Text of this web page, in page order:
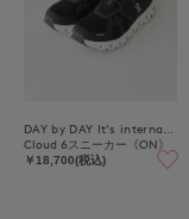
Cloud 6スニーカー《ON》
￥18,700(税込)